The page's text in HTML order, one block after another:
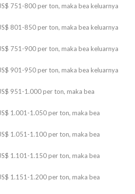
751-800 per ton, maka bea keluarnya
801-850 per ton, maka bea keluarnya
751-900 per ton, maka bea keluarnya
901-950 per ton, maka bea keluarnya
951-1.000 per ton, maka bea
1.001-1.050 per ton, maka bea
1.051-1.100 per ton, maka bea
1.101-1.150 per ton, maka bea
1.151-1.200 per ton, maka bea